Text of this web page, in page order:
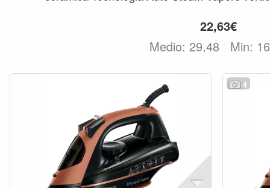
22,63€
Medio: 29,48
Min:
4